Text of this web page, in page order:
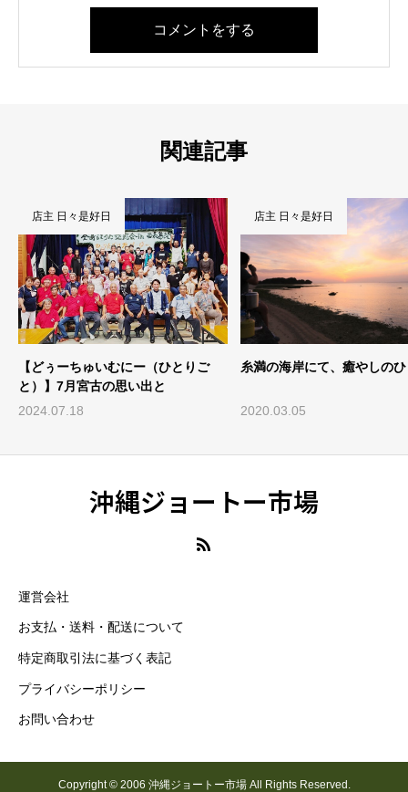
コメントをする
関連記事
【どぅーちゅいむにー（ひとりご
と）】7月宮古の思い出と
2024.07.18
店主 日々是好日
糸満の海岸にて、癒やしの
2020.03.05
店主 日々是好日
沖縄ジョートー市場
運営会社
お支払・送料・配送について
特定商取引法に基づく表記
プライバシーポリシー
お問い合わせ
Copyright © 2006 沖縄ジョートー市場 All Rights Reserved.